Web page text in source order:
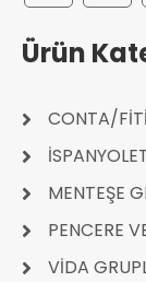
Ürün
CONTA/
MENTEŞE
PENCERE
VİDA